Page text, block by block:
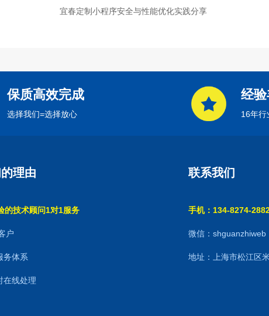
宜春定制小程序安全与性能优化实践分享
保质高效完成
选择我们=选择放心
经
16年行
理由
的技术顾问1对1服务
户
务体系
在线处理
联系我们
手机：134-8274-
微信：shguanzhiweb
地址：上海市松江区